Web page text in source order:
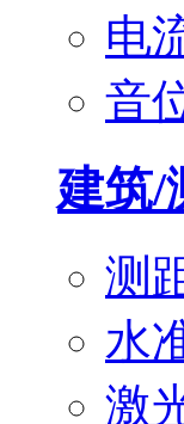
电
音
建筑/
测
水
激